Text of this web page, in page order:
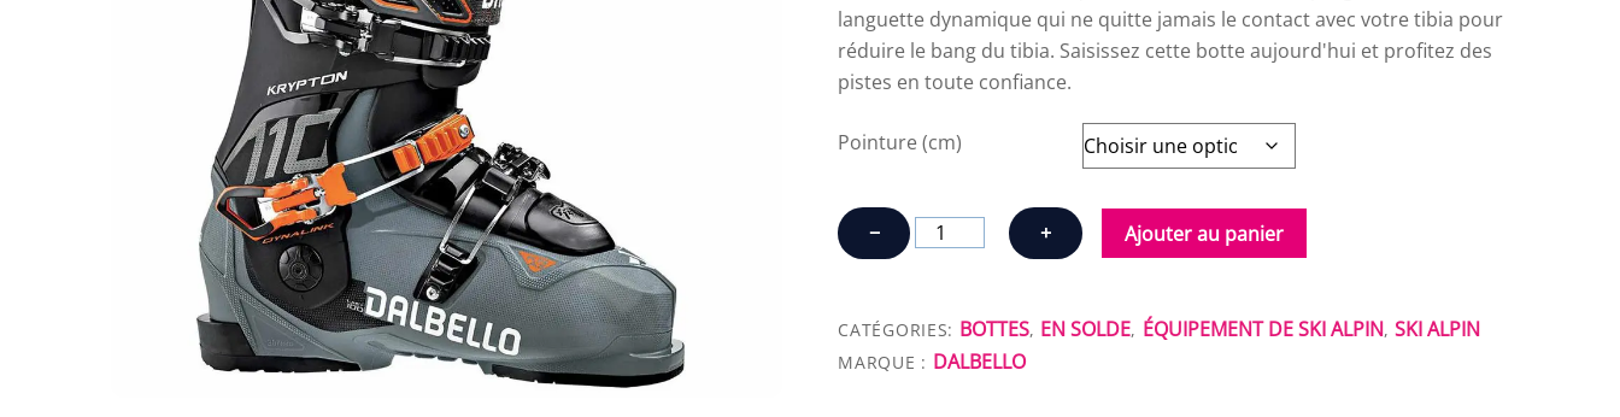
languette dynamique qui ne quitte jamais le contact avec votre tibia pour
réduire le bang du tibia. Saisissez cette botte aujourd'hui et profitez des
pistes en toute confiance.
Pointure (cm)
−
quantité
de
KRYPTON
AX
+ Ajouter au panier
CATÉGORIES: BOTTES, EN SOLDE, ÉQUIPEMENT DE SKI ALPIN,SKI ALPIN
MARQUE : DALBELLO